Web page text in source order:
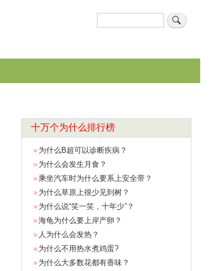
搜索表单
搜
索
十万个为什么排行榜
为什么B超可以诊断疾病？
为什么会发生月食？
乘坐汽车时为什么要系上安全带？
为什么草原上很少见到树？
为什么说“笑一笑，十年少”？
海龟为什么要上岸产卵？
人为什么会发热？
为什么不用热水煮鸡蛋?
为什么大多数花都有香味？